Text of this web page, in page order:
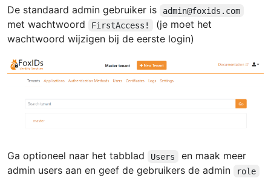
De standaard admin gebruiker is
admin@foxids.com
met wachtwoord FirstAccess!
(je moet het
wachtwoord wijzigen bij de eerste login)
Ga optioneel naar het tabblad Users
en maak meer
admin users aan en geef de gebruikers de admin
role